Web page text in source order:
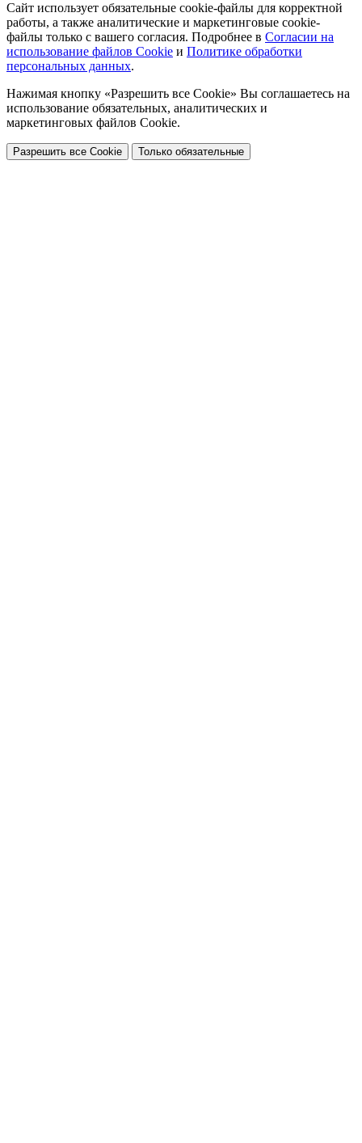
Сайт использует обязательные cookie-файлы для корректной
работы, а также аналитические и маркетинговые cookie-
файлы только с вашего согласия. Подробнее в Согласии на
использование файлов Cookie и Политике обработки
персональных данных.
Нажимая кнопку «Разрешить все Cookie» Вы соглашаетесь на
использование обязательных, аналитических и
маркетинговых файлов Cookie.
Разрешить все Cookie Только обязательные